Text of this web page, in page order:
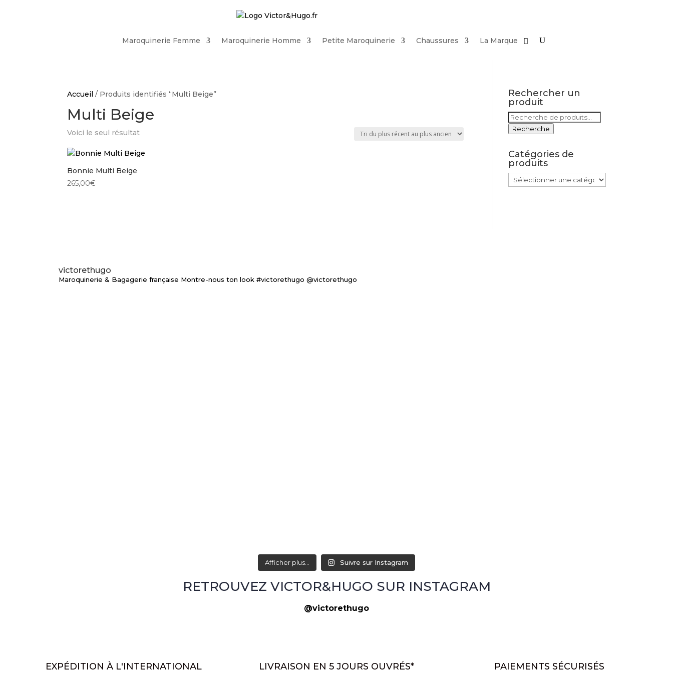
Maroquinerie Femme Maroquinerie Homme Petite Maroquinerie Chaussures La Marque
Accueil / Produits identifiés “Multi Beige”
Multi Beige
Voici le seul résultat
Bonnie Multi Beige
265,00€
Rechercher un
produit
Recherche
pour :
Recherche
Catégories de
produits
victorethugo
Maroquinerie & Bagagerie française Montre-nous ton look #victorethugo @victorethugo
Afficher plus... Suivre sur Instagram
RETROUVEZ VICTOR&HUGO SUR INSTAGRAM
@victorethugo
EXPÉDITION À L'INTERNATIONAL LIVRAISON EN 5 JOURS OUVRÉS* PAIEMENTS SÉCURISÉS